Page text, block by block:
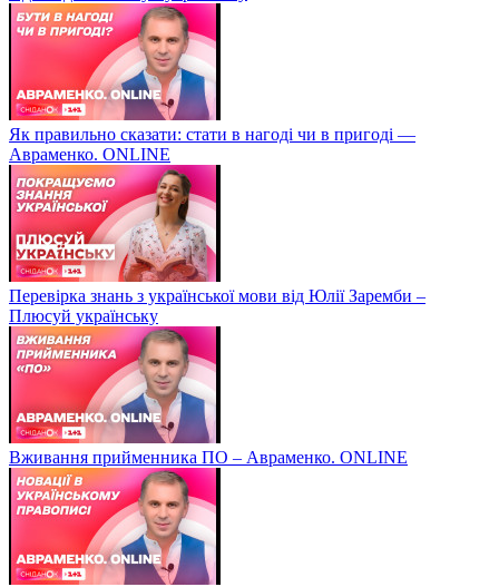
Як правильно сказати: стати в нагоді чи в пригоді —
Авраменко. ONLINE
Перевірка знань з української мови від Юлії Заремби –
Плюсуй українську
Вживання прийменника ПО – Авраменко. ONLINE